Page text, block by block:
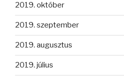
2019. október
2019. szeptember
2019. augusztus
2019. július